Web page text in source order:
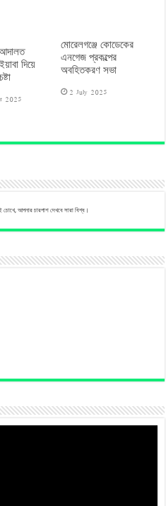
আদালত
দিয়ে
2025
মোরেলগঞ্জে কোডেকের
এনগেজ প্রকল্পের
অবহিতকরণ সভা
2 July 2025
আপনার চারপাশ দেখবে সারা বিশ্ব।